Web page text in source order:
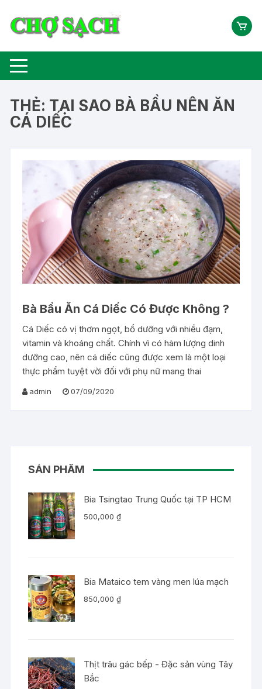
THẺ: TẠI SAO BÀ BẦU NÊN ĂN
CÁ DIẾC
Bà Bầu Ăn Cá Diếc Có Được Không ?
Cá Diếc có vị thơm ngọt, bổ dưỡng với nhiều đạm,
vitamin và khoáng chất. Chính vì có hàm lượng dinh
dưỡng cao, nên cá diếc cũng được xem là một loại
thực phẩm tuyệt vời đối với phụ nữ mang thai
admin 07/09/2020
SẢN PHẨM
Bia Tsingtao Trung Quốc tại TP HCM
500,000₫
Bia Mataico tem vàng men lúa mạch
850,000₫
Thịt trâu gác bếp - Đặc sản vùng Tây
Bắc